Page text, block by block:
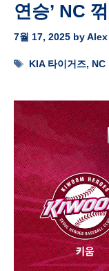
연승’ NC
7월 17, 2025 by
Tags
KIA 타이거즈, NC